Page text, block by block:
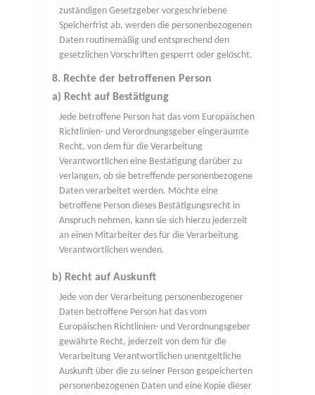
zuständigen Gesetzgeber vorgeschriebene
Speicherfrist ab, werden die personenbezogenen
Daten routinemäßig und entsprechend den
gesetzlichen Vorschriften gesperrt oder gelöscht.
8. Rechte der betroffenen Person
a) Recht auf Bestätigung
Jede betroffene Person hat das vom Europäischen
Richtlinien- und Verordnungsgeber eingeräumte
Recht, von dem für die Verarbeitung
Verantwortlichen eine Bestätigung darüber zu
verlangen, ob sie betreffende personenbezogene
Daten verarbeitet werden. Möchte eine
betroffene Person dieses Bestätigungsrecht in
Anspruch nehmen, kann sie sich hierzu jederzeit
an einen Mitarbeiter des für die Verarbeitung
Verantwortlichen wenden.
b) Recht auf Auskunft
Jede von der Verarbeitung personenbezogener
Daten betroffene Person hat das vom
Europäischen Richtlinien- und Verordnungsgeber
gewährte Recht, jederzeit von dem für die
Verarbeitung Verantwortlichen unentgeltliche
Auskunft über die zu seiner Person gespeicherten
personenbezogenen Daten und eine Kopie dieser